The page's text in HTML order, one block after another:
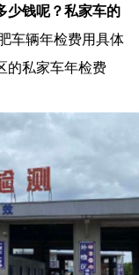
少钱呢？私家车的
车辆年检费用具体
的私家车年检费